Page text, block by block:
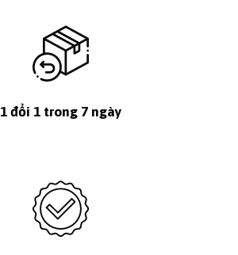
1 đổi 1 trong 7 ngày